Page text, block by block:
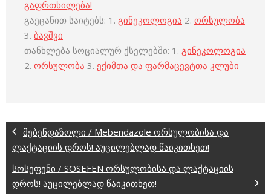
გაფრთხილება!
გაეცანით საიტებს: 1. გინეკოლოგია 2. ორსულობა
3. ბავშვი
თანხლება სოციალურ ქსელებში: 1. გინეკოლოგია
2. ორსულობა 3. ექიმთა და ფარმაცევტთა კლუბი
მებენდაზოლი / Mebendazole ორსულობისა და
ლაქტაციის დროს! აუცილებლად წაიკითხეთ!
სოსეფენი / SOSEFEN ორსულობისა და ლაქტაციის
დროს! აუცილებლად წაიკითხეთ!